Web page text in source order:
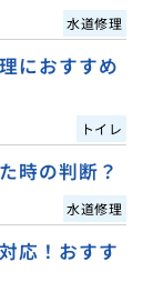
水道修理
におすすめ
トイレ
時の判断？
水道修理
応！おすす